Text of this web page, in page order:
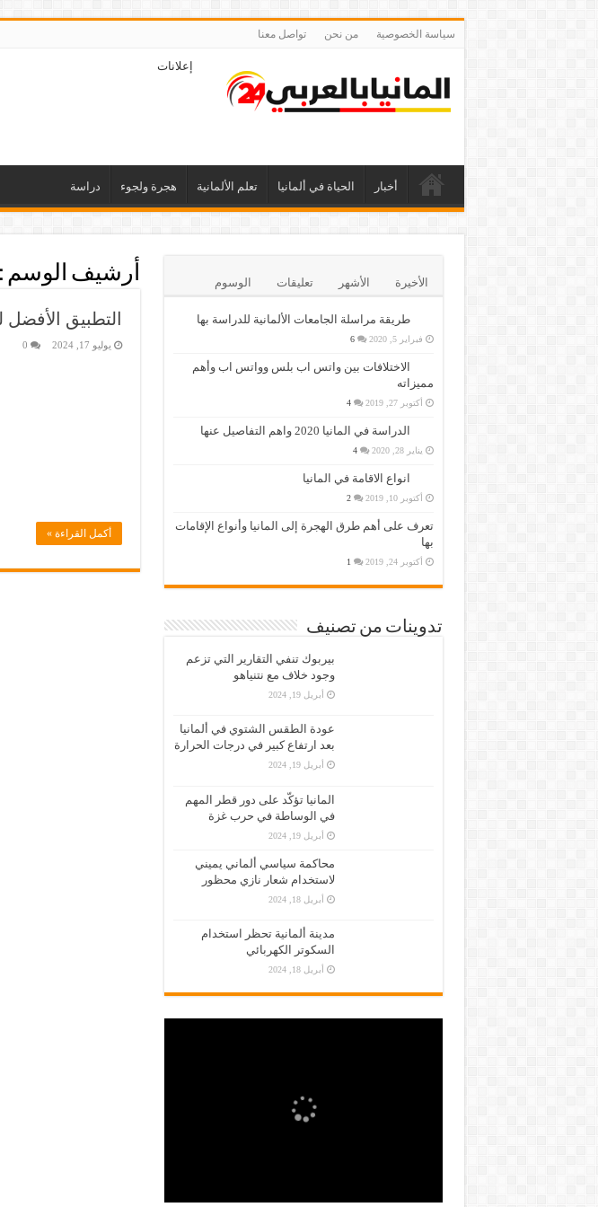
سياسة الخصوصية من نحن تواصل معنا
إعلانات
أخبار الحياة في ألمانيا تعلم الألمانية هجرة ولجوء دراسة
أرشيف الوسم :
التطبيق
يوليو 17, 2024 0
أكمل القراءة »
الأخيرة الأشهر تعليقات الوسوم
طريقة مراسلة الجامعات الألمانية للدراسة بها
فبراير 5, 2020 6
الاختلافات بين واتس اب بلس وواتس اب وأهم
مميزاته
أكتوبر 27, 2019 4
الدراسة في المانيا 2020 واهم التفاصيل عنها
يناير 28, 2020 4
انواع الاقامة في المانيا
أكتوبر 10, 2019 2
تعرف على أهم طرق الهجرة إلى المانيا وأنواع الإقامات
بها
أكتوبر 24, 2019 1
تدوينات من تصنيف
بيربوك تنفي التقارير التي تزعم
وجود خلاف مع نتنياهو
أبريل 19, 2024
عودة الطقس الشتوي في ألمانيا
بعد ارتفاع كبير في درجات الحرارة
أبريل 19, 2024
المانيا تؤكّد على دور قطر المهم
في الوساطة في حرب غزة
أبريل 19, 2024
محاكمة سياسي ألماني يميني
لاستخدام شعار نازي محظور
أبريل 18, 2024
مدينة ألمانية تحظر استخدام
السكوتر الكهربائي
أبريل 18, 2024